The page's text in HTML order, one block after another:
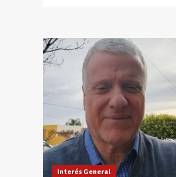
Interés General